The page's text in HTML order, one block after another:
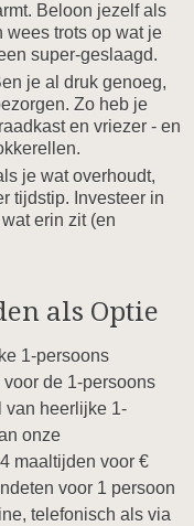
Beloon jezelf als
wees trots op wat je
super-geslaagd.
je al druk genoeg,
Zo heb je
en vriezer - en
je wat overhoudt,
tijdstip. Investeer in
erin zit (en
als Optie
1-persoons
de 1-persoons
van heerlijke 1-
onze
maaltijden voor €
voor 1 persoon
telefonisch als via